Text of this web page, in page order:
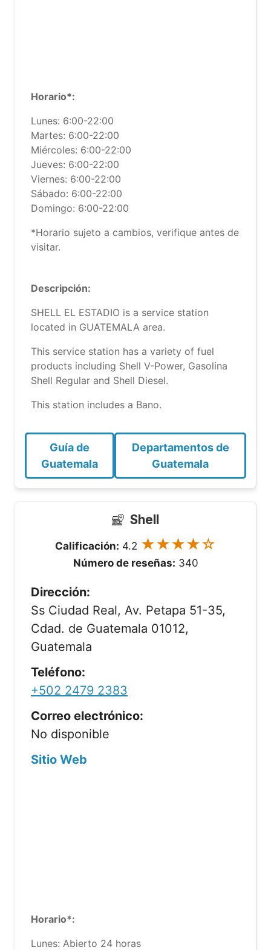
Horario*:
Lunes: 6:00-22:00
Martes: 6:00-22:00
Miércoles: 6:00-22:00
Jueves: 6:00-22:00
Viernes: 6:00-22:00
Sábado: 6:00-22:00
Domingo: 6:00-22:00
*Horario sujeto a cambios, verifique antes de
visitar.
Descripción:
SHELL EL ESTADIO is a service station
located in GUATEMALA area.
This service station has a variety of fuel
products including Shell V-Power, Gasolina
Shell Regular and Shell Diesel.
This station includes a Bano.
Guía de
Guatemala
Departamentos de
Guatemala
Shell
Calificación: 4.2 ★★★★☆
Número de reseñas: 340
Dirección:
Ss Ciudad Real, Av. Petapa 51-35,
Cdad. de Guatemala 01012,
Guatemala
Teléfono:
+502 2479 2383
Correo electrónico:
No disponible
Sitio Web
Horario*:
Lunes: Abierto 24 horas